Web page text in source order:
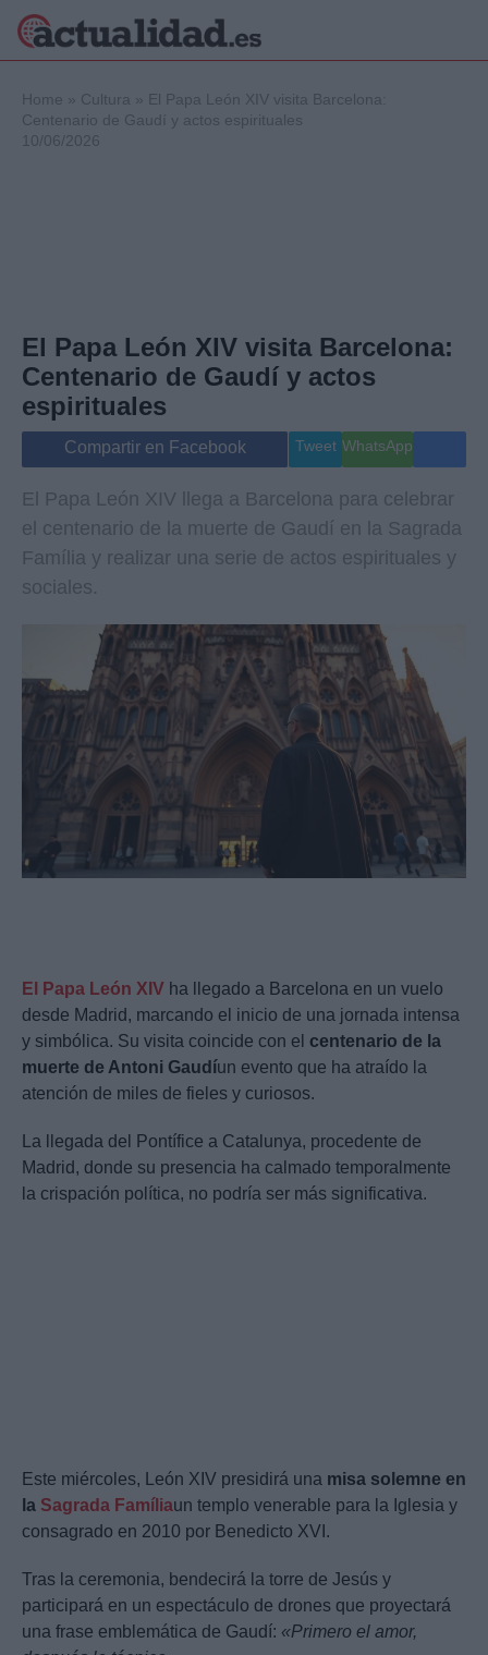
Internacional
Viajes
Gente
Musica
Home » Cultura » El Papa León XIV visita Barcelona:
Centenario de Gaudí y actos espirituales
10/06/2026
El Papa León XIV visita Barcelona:
Centenario de Gaudí y actos
espirituales
Compartir en Facebook Tweet WhatsApp
El Papa León XIV llega a Barcelona para celebrar
el centenario de la muerte de Gaudí en la Sagrada
Família y realizar una serie de actos espirituales y
sociales.
El Papa León XIV ha llegado a Barcelona en un vuelo
desde Madrid, marcando el inicio de una jornada intensa
y simbólica. Su visita coincide con el centenario de la
muerte de Antoni Gaudíun evento que ha atraído la
atención de miles de fieles y curiosos.
La llegada del Pontífice a Catalunya, procedente de
Madrid, donde su presencia ha calmado temporalmente
la crispación política, no podría ser más significativa.
Este miércoles, León XIV presidirá una misa solemne en
la Sagrada Famíliaun templo venerable para la Iglesia y
consagrado en 2010 por Benedicto XVI.
Tras la ceremonia, bendecirá la torre de Jesús y
participará en un espectáculo de drones que proyectará
una frase emblemática de Gaudí: «Primero el amor,